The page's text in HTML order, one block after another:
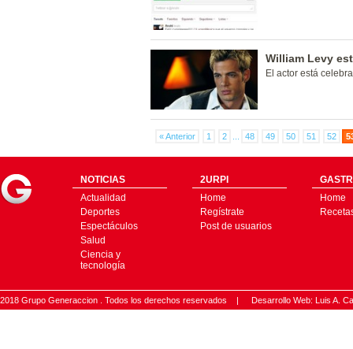
William Levy
El actor está
« Anterior 1 2 48 49 50 51 52
NOTICIAS
Actualidad
Deportes
Espectáculos
Salud
Ciencia y
tecnología
2URPI
Home
Regístrate
Post de usuarios
Home
2018 Grupo Generaccion . Todos los derechos reservados | Desarrollo Web: Luis